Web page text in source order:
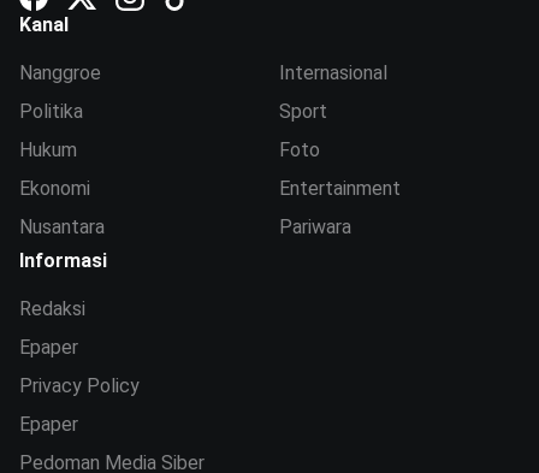
Kanal
Nanggroe
Politika
Hukum
Ekonomi
Nusantara
Internasional
Sport
Foto
Entertainment
Pariwara
Informasi
Redaksi
Epaper
Privacy Policy
Epaper
Pedoman Media Siber